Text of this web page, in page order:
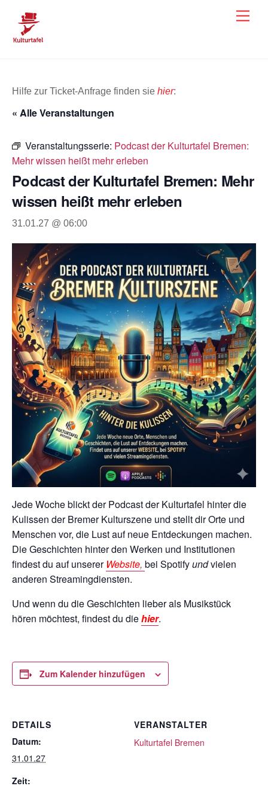
content
Hilfe zur Ticket-Anfrage finden sie hier:
« Alle Veranstaltungen
Veranstaltungsserie: Podcast der Kulturtafel Bremen:
Mehr wissen heißt mehr erleben
Podcast der Kulturtafel Bremen: Mehr
wissen heißt mehr erleben
31.01.27 @ 06:00
Jede Woche blickt der Podcast der Kulturtafel hinter die
Kulissen der Bremer Kulturszene und stellt dir Orte und
Menschen vor, die Lust auf neue Entdeckungen machen.
Die Geschichten hinter den Werken und Institutionen
findest du auf unserer Website, bei Spotifyundvielen
anderen Streamingdiensten.
Und wenn du die Geschichten lieber als Musikstück
hören möchtest, findest du diehier.
Zum Kalender hinzufügen
DETAILS
Datum:
31.01.27
Zeit:
VERANSTALTER
Kulturtafel Bremen